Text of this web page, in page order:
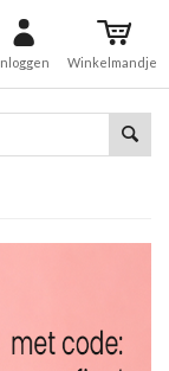
Winkelmandje